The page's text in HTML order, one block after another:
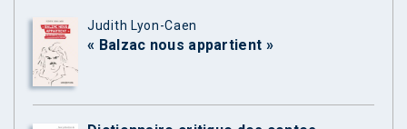
Judith Lyon-Caen
« Balzac nous appartient »